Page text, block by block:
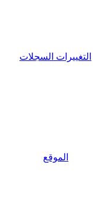
التغييرات السجلات
الموقع